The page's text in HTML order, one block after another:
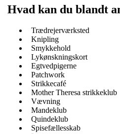
Hvad kan du blandt
Trædrejerværksted
Knipling
Smykkehold
Lykønskningskort
Egtvedpigerne
Patchwork
Strikkecafé
Mother Theresa strikkeklub
Vævning
Mandeklub
Quindeklub
Spisefællesskab